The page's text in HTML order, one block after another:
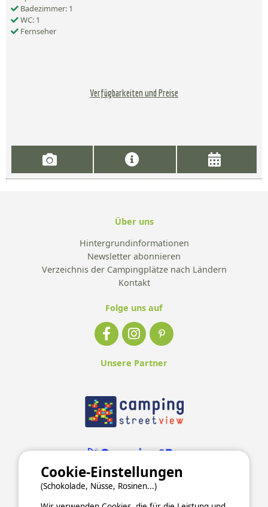
Badezimmer: 1
WC: 1
Fernseher
Verfügbarkeiten und Preise
Über uns
Hintergrundinformationen
Newsletter abonnieren
Verzeichnis der Campingplätze nach Ländern
Kontakt
Folge uns auf
Unsere Partner
Cookie-Einstellungen
(Schokolade, Nüsse, Rosinen...)